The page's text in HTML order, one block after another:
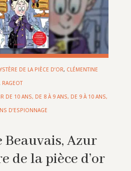
DE LA PIÈCE D’OR, CLÉMENTINE
RAGEOT
DE 10 ANS, DE 8 À 9 ANS, DE 9 À 10 ANS,
D’ESPIONNAGE
Azur
de la pièce d’or